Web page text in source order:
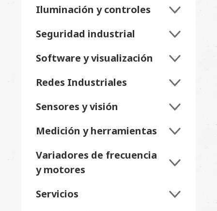
Iluminación y controles
Seguridad industrial
Software y visualización
Redes Industriales
Sensores y visión
Medición y herramientas
Variadores de frecuencia
y motores
Servicios